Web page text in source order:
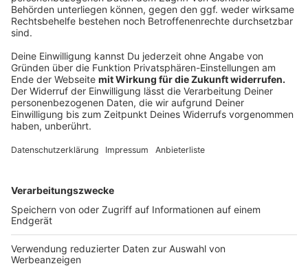
Anzeige
Geschichte und Kultur in Mettingen
Anzeige
haben alle gemeinsam: Jedes Museum spiegelt einen
betreibt das Tüöttenmuseum verteilt auf drei alten
Fachwerkhäusern in der Ortsmitte. Hier lernst du die
Geschichte der Tüötten von den Leinenkaufleuten bis
Collection ist ein Kunstmuseum unter der Leitung der